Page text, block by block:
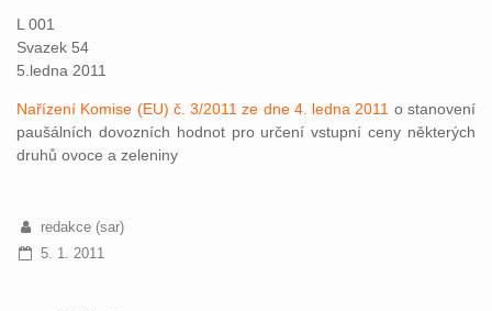
L 001
Svazek 54
5.ledna 2011
Nařízení Komise (EU) č. 3/2011 ze dne 4. ledna 2011 o stanovení
paušálních dovozních hodnot pro určení vstupní ceny některých
druhů ovoce a zeleniny
redakce (sar)
5. 1. 2011